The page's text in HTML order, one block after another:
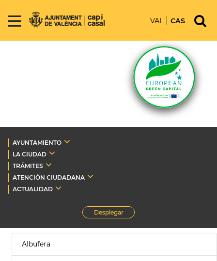
VAL CAS
AYUNTAMIENTO
LA CIUDAD
TRÁMITES
ATENCIÓN CIUDADANA
ACTUALIDAD
Desplegar
Albufera